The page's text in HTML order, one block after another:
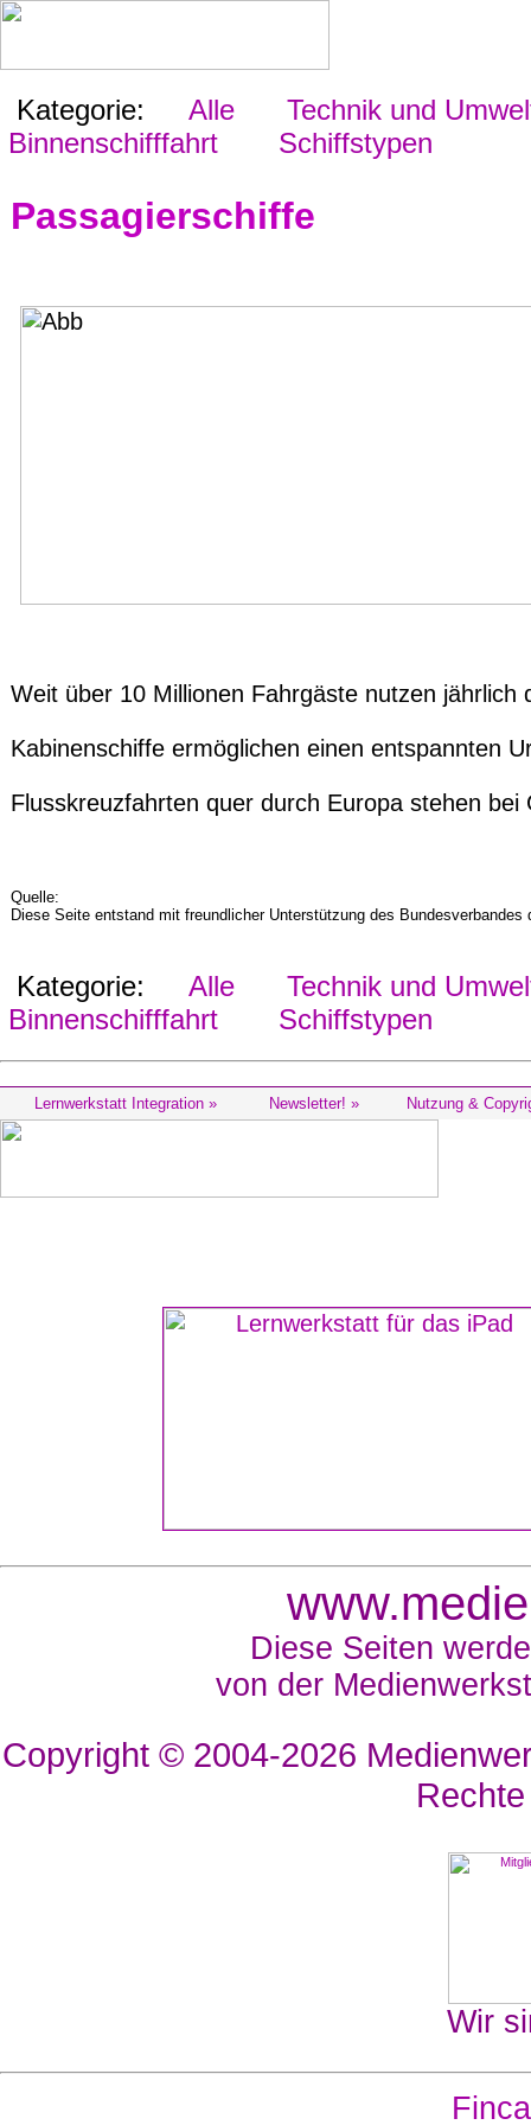
Kategorie: Alle
Technik und
Binnenschifffahrt
Schiffstypen
Passagierschiffe
Weit über 10 Millionen Fahrgäste nutzen
Kabinenschiffe ermöglichen einen entspannten
Flusskreuzfahrten quer durch Europa stehen
Quelle:
Diese Seite entstand mit freundlicher Unterstützung des
Kategorie: Alle
Technik und
Binnenschifffahrt
Schiffstypen
Lernwerkstatt Integration » Newsletter! » Nutzung &
Diese Seiten
von der
Copyright © 2004-2026
Wir